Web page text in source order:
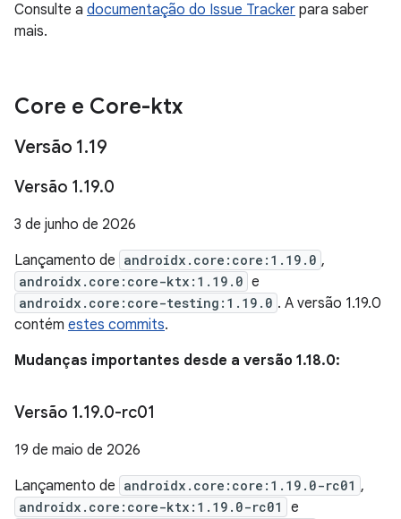
Consulte a documentação do Issue Tracker para saber
mais.
Core e Core-ktx
Versão 1.19
Versão 1.19.0
3 de junho de 2026
Lançamento de androidx.core:core:1.19.0 ,
androidx.core:core-ktx:1.19.0 e
androidx.core:core-testing:1.19.0 . A versão 1.19.0
contém estes commits.
Mudanças importantes desde a versão 1.18.0:
Versão 1.19.0-rc01
19 de maio de 2026
Lançamento de androidx.core:core:1.19.0-rc01 ,
androidx.core:core-ktx:1.19.0-rc01 e